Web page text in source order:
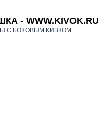
- WWW.KIVOK.RU
С БОКОВЫМ КИВКОМ